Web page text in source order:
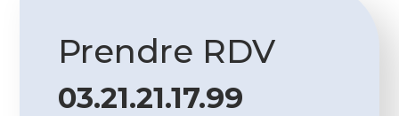
Prendre RDV
03.21.21.17.99